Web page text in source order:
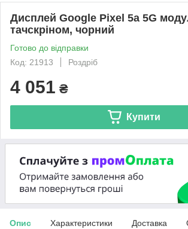
Дисплей Google Pixel 5a 5G
тачскріном, чорний
Готово до відправки
Код: 21913
Роздріб
4 051 ₴
Купити
Опис Характеристики Доставка